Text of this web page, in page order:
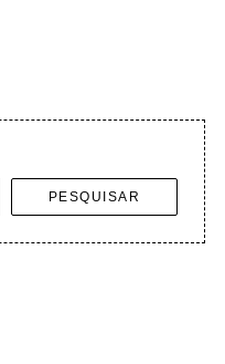
PESQUISAR